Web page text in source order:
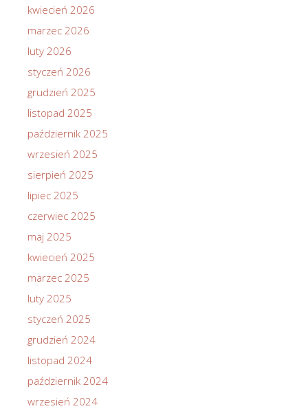
kwiecień 2026
marzec 2026
luty 2026
styczeń 2026
grudzień 2025
listopad 2025
październik 2025
wrzesień 2025
sierpień 2025
lipiec 2025
czerwiec 2025
maj 2025
kwiecień 2025
marzec 2025
luty 2025
styczeń 2025
grudzień 2024
listopad 2024
październik 2024
wrzesień 2024